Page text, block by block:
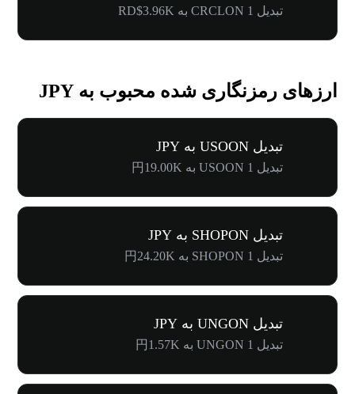
تبدیل 1 CRCLON به RD$3.96K
ارزهای رمزنگاری شده محبوب به JPY
تبدیل USOON به JPY
تبدیل 1 USOON به 円19.00K
تبدیل SHOPON به JPY
تبدیل 1 SHOPON به 円24.20K
تبدیل UNGON به JPY
تبدیل 1 UNGON به 円1.57K